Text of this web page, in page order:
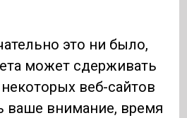
это ни было,
может сдерживать
веб-сайтов
ваше внимание, время